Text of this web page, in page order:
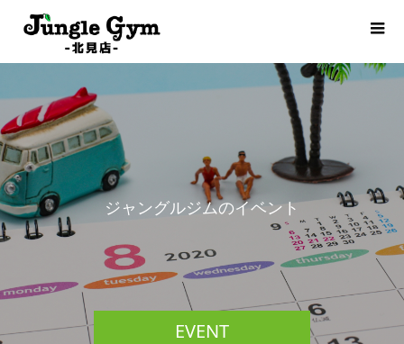
EVENT
ジ ャン グルジムのイベント情報